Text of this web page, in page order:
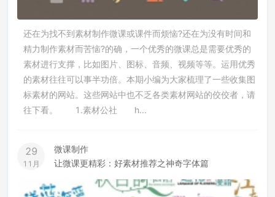
还在为找不到素材制作微课或课件而烦恼?还在为没有时间和
精力制作素材而苦恼?的确，一个优秀的微课总是需要优秀的
素材进行支撑，比如图片、图标、音频、视频等等。运用优秀
的素材往往可以事半功倍。本期小编为大家梳理了一些收集图
标素材的网站。这些网站中也不乏各类素材网站的佼佼者，请
往下看。 1.素材公社 h...
29
11月
微课制作
让微课更精彩：好素材推荐之神奇字体篇